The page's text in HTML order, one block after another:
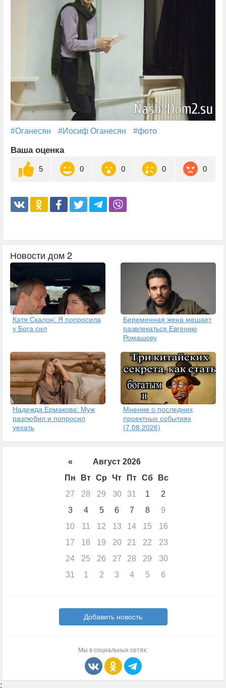
#Оганесян #Иосиф Оганесян #фото
Ваша оценка
5 0 0 0 0
Новости дом 2
Катя Скалон: Я попросила
у Бога сил
Беременная жена мешает
развлекаться Евгению
Ромашову
Надежда Ермакова: Муж
разлюбил и попросил
уехать
Мнение о последних
проектных событиях
(7.08.2026)
«
Август 2026
Пн
Вт Ср Чт Пт Сб
Вс
27
28 29 30 31 1
2
3
4 5 6 7 8
9
10
11 12 13 14 15
16
17
18 19 20 21 22
23
24
25 26 27 28 29
30
31
1 2 3 4 5 6
Добавить новость
Мы в социальных сетях:
;